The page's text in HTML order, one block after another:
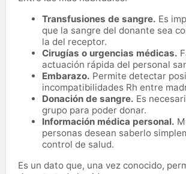
Transfusiones de sangre. Es
que la sangre del donante sea
la del receptor.
Cirugías o urgencias médicas.
actuación rápida del personal
Embarazo. Permite detectar
incompatibilidades Rh entre
Donación de sangre. Es
grupo para poder donar.
Información médica personal.
personas desean saberlo
control de salud.
Es un dato que, una vez conocido,